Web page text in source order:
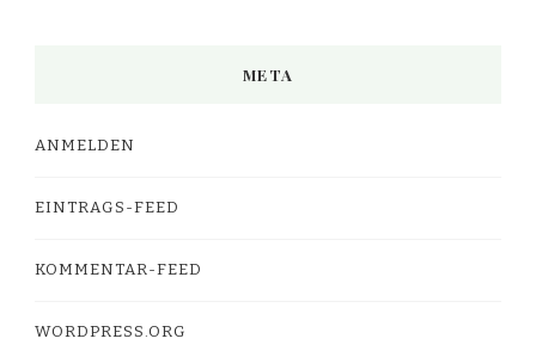
META
ANMELDEN
EINTRAGS-FEED
KOMMENTAR-FEED
WORDPRESS.ORG